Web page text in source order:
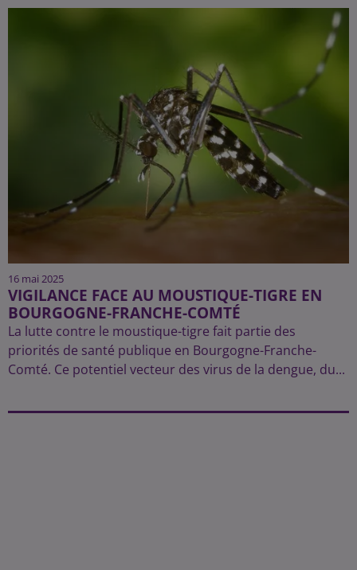
16 mai 2025
VIGILANCE FACE AU MOUSTIQUE-TIGRE EN
BOURGOGNE-FRANCHE-COMTÉ
La lutte contre le moustique-tigre fait partie des
priorités de santé publique en Bourgogne-Franche-
Comté. Ce potentiel vecteur des virus de la dengue, du...